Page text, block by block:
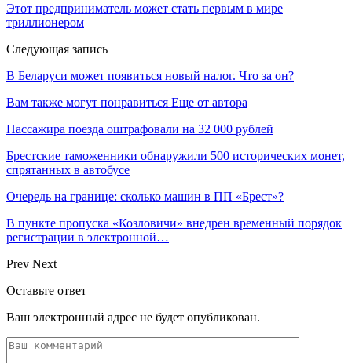
Этот предприниматель может стать первым в мире
триллионером
Следующая запись
В Беларуси может появиться новый налог. Что за он?
Вам также могут понравиться Еще от автора
Пассажира поезда оштрафовали на 32 000 рублей
Брестские таможенники обнаружили 500 исторических монет,
спрятанных в автобусе
Очередь на границе: сколько машин в ПП «Брест»?
В пункте пропуска «Козловичи» внедрен временный порядок
регистрации в электронной…
Prev Next
Оставьте ответ
Ваш электронный адрес не будет опубликован.